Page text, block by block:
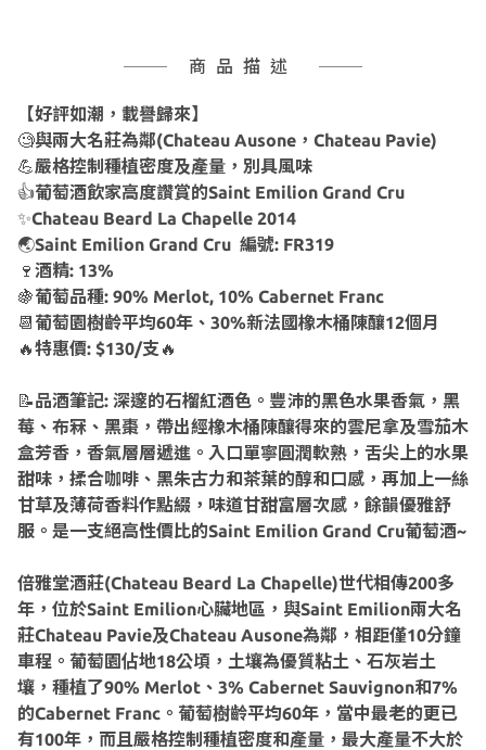
商品描述
【好評如潮，載譽歸來】
🧐與兩大名莊為鄰(Chateau Ausone，Chateau Pavie)
💪嚴格控制種植密度及產量，別具風味
👍葡萄酒飲家高度讚賞的Saint Emilion Grand Cru
✨Chateau Beard La Chapelle 2014
🌏Saint Emilion Grand Cru 編號: FR319
🍷 酒精: 13%
🍇葡萄品種: 90% Merlot, 10% Cabernet Franc
📆葡萄園樹齡平均60年、30%新法國橡木桶陳釀12個月
🔥特惠價: $130/支 🔥
📝品酒筆記: 深邃的石榴紅酒色。豐沛的黑色水果香氣，黑
莓、布冧、黑棗，帶出經橡木桶陳釀得來的雲尼拿及雪茄木
盒芳香，香氣層層遞進。入口單寧圓潤軟熟，舌尖上的水果
甜味，揉合咖啡、黑朱古力和茶葉的醇和口感，再加上一絲
甘草及薄荷香料作點綴，味道甘甜富層次感，餘韻優雅舒
服。是一支絕高性價比的Saint Emilion Grand Cru葡萄酒~
倍雅堂酒莊(Chateau Beard La Chapelle)世代相傳200多
年，位於Saint Emilion心臟地區，與Saint Emilion兩大名
莊Chateau Pavie及Chateau Ausone為鄰，相距僅10分鐘
車程。葡萄園佔地18公頃，土壤為優質粘土、石灰岩土
壤，種植了90% Merlot、3% Cabernet Sauvignon和7%
的Cabernet Franc。葡萄樹齡平均60年，當中最老的更已
有100年，而且嚴格控制種植密度和產量，最大產量不大於